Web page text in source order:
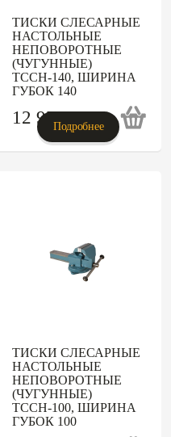
ТИСКИ СЛЕСАРНЫЕ
НАСТОЛЬНЫЕ
НЕПОВОРОТНЫЕ
(ЧУГУННЫЕ)
ТССН-140, ШИРИНА
ГУБОК 140
12 973p
Подробнее
ТИСКИ СЛЕСАРНЫЕ
НАСТОЛЬНЫЕ
НЕПОВОРОТНЫЕ
(ЧУГУННЫЕ)
ТССН-100, ШИРИНА
ГУБОК 100